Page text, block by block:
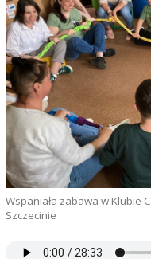
Wspaniała zabawa w Klubie
Szczecinie